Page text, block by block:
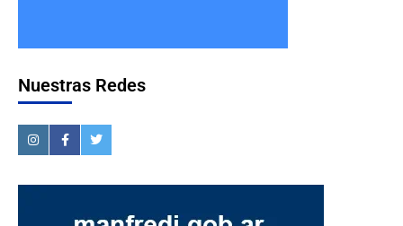
Nuestras Redes